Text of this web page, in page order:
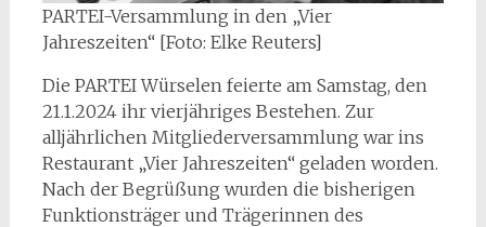
PARTEI-Versammlung in den „Vier
Jahreszeiten“ [Foto: Elke Reuters]
Die PARTEI Würselen feierte am Samstag, den
21.1.2024 ihr vierjähriges Bestehen. Zur
alljährlichen Mitgliederversammlung war ins
Restaurant „Vier Jahreszeiten“ geladen worden.
Nach der Begrüßung wurden die bisherigen
Funktionsträger und Trägerinnen des